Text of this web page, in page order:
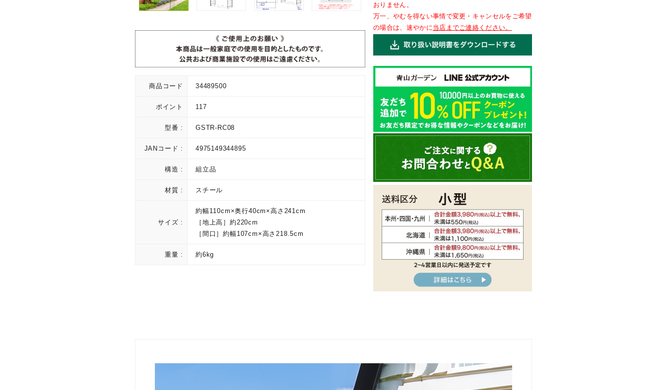
おりません。
万一、やむを得ない事情で変更・キャンセルをご希望
の場合は、速やかに当店までご連絡ください。
商品コード 34489500
ポイント 117
型番 : GSTR-RC08
JANコード : 4975149344895
構造 : 組立品
材質 : スチール
サイズ :
約幅110cm×奥行40cm×高さ241cm
［地上高］約220cm
［間口］約幅107cm×高さ218.5cm
重量 : 約6kg